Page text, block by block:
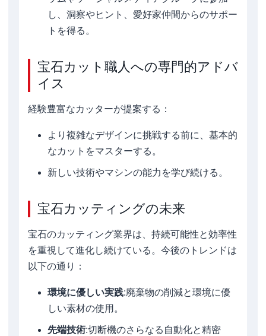
し、洞察やヒント、愛好家仲間からのサポー
トを得る。
宝石カット職人への専門的アドバ
イス
経験豊富なカッターが提案する：
より複雑なデザインに挑戦する前に、基本的
なカットをマスターする。
新しい技術やマシンの能力を学び続ける。
宝石カッティングの未来
宝石のカッティング業界は、持続可能性と効率性
を重視して進化し続けている。今後のトレンドは
以下の通り：
環境に優しい実践:廃棄物の削減と環境に優
しい素材の使用。
先端技術:切断機のさらなる自動化と精密